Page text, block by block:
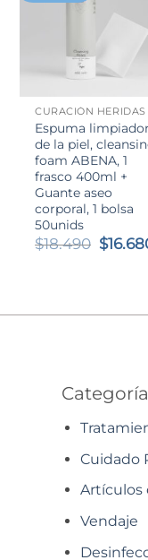
CURACIÓN HERIDAS
Espuma
de la piel,
foam ABENA, 1
frasco 400ml +
Guante aseo
corporal, 1 bolsa
50unids
$18.490 El
$
Cuidado
Artículos
Vendaje